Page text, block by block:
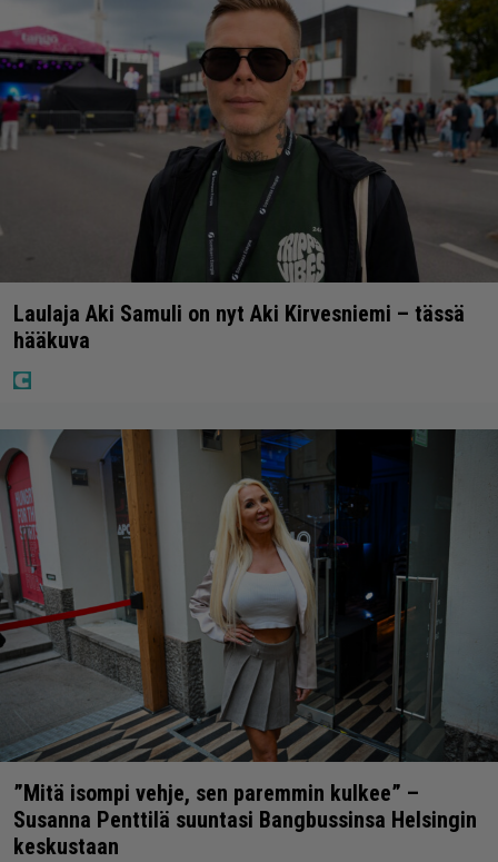
Laulaja Aki Samuli on nyt Aki Kirvesniemi – tässä
hääkuva
”Mitä isompi vehje, sen paremmin kulkee” –
Susanna Penttilä suuntasi Bangbussinsa Helsingin
keskustaan